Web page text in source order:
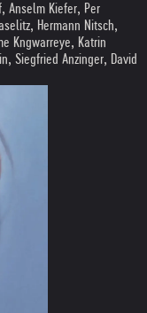
Anselm Kiefer, Per
Hermann Nitsch,
Kngwarreye, Katrin
Siegfried Anzinger, David